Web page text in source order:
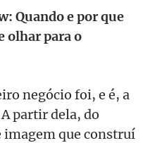
Quando e por que
olhar para o
negócio foi, e é, a
partir dela, do
imagem que construí